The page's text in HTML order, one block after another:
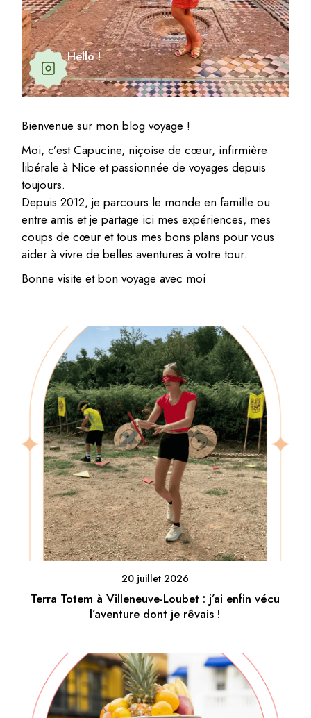
Hello !
Bienvenue sur mon blog voyage !
Moi, c’est Capucine, niçoise de cœur, infirmière
libérale à Nice et passionnée de voyages depuis
toujours.
Depuis 2012, je parcours le monde en famille ou
entre amis et je partage ici mes expériences, mes
coups de cœur et tous mes bons plans pour vous
aider à vivre de belles aventures à votre tour.
Bonne visite et bon voyage avec moi
20 juillet 2026
Terra Totem à Villeneuve-Loubet : j’ai enfin vécu
l’aventure dont je rêvais !